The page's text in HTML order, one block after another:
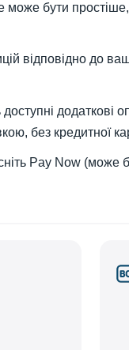
може бути
відповідно до
доступні
без кредитної
Pay Now